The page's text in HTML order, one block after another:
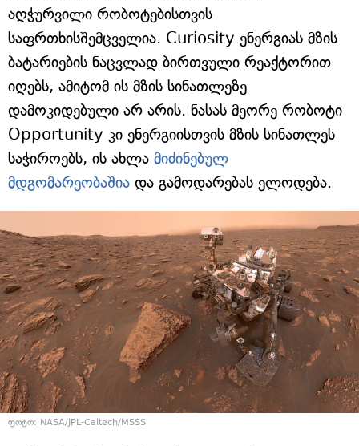
აღჭურვილი რობოტებისთვის
საფრთხისშემცველია. Curiosity ენერგიას მზის
ბატარიების ნაცვლად ბირთვული რეაქტორით
იღებს, ამიტომ ის მზის სინათლეზე
დამოკიდებული არ არის. ნასას მეორე რობოტი
Opportunity კი ენერგიისთვის მზის სინათლეს
საჭიროებს, ის ახლა მიძინებულ
მდგომარეობაშია და გამოდარებას ელოდება.
ფოტო: NASA/JPL-Caltech/MSSS